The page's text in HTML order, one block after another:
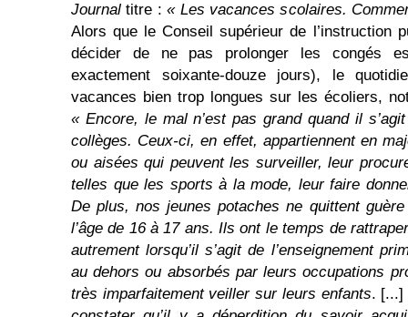
Journal titre :« Les vacances scolaires.
Alors que le Conseil supérieur de l’instruction
décider de ne pas prolonger les congés
exactement soixante-douze jours), le
vacances bien trop longues sur les écoliers,
« Encore, le mal n’est pas grand quand il
collèges. Ceux-ci, en effet, appartiennent en
ou aisées qui peuvent les surveiller, leur
telles que les sports à la mode, leur faire
De plus, nos jeunes potaches ne quittent
l’âge de 16 à 17 ans. Ils ont le temps de
autrement lorsqu’il s’agit de l’enseignement
au dehors ou absorbés par leurs occupations
très imparfaitement veiller sur leurs enfants. [...]